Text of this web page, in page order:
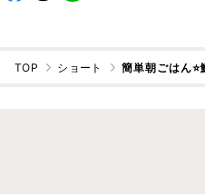
TOP ショート 簡単朝ごはん